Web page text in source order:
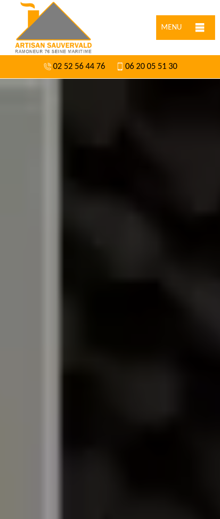
MENU
02 52 56 44 76 06 20 05 51 30